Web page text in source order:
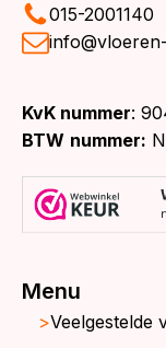
015-2001140
KvK nummer:
BTW nummer:
Menu
Veelgestelde